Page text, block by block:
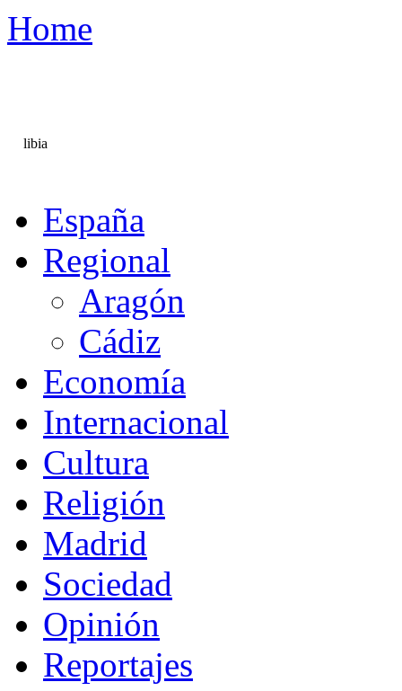
Home
libia
España
Regional
Aragón
Cádiz
Economía
Internacional
Cultura
Religión
Madrid
Sociedad
Opinión
Reportajes